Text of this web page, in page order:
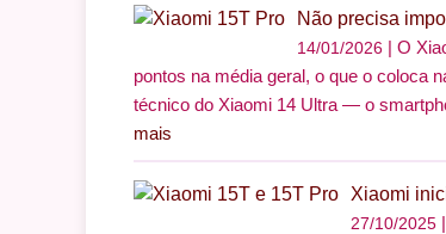
Não precisa
14/01/2026
O
pontos na média geral, o que o coloca
técnico do Xiaomi 14 Ultra — o
mais
Xiaomi
27/10/2025